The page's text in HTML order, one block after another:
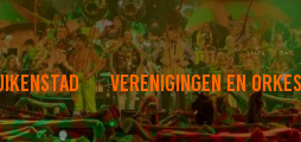
Verenigingen en